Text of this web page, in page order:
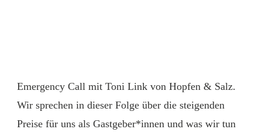
Emergency Call mit Toni Link von Hopfen & Salz.
Wir sprechen in dieser Folge über die steigenden
Preise für uns als Gastgeber*innen und was wir tun